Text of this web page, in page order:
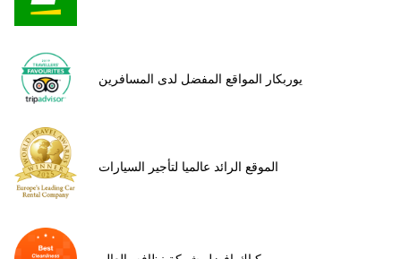
يوربكار المواقع المفضل لدى المسافرين
الموقع الرائد عالميا لتأجير السيارات